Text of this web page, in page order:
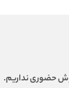
حضوری نداریم.